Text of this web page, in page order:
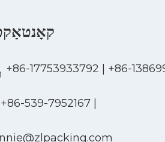
+86-17753933792 +86-
+86-539-7952167|